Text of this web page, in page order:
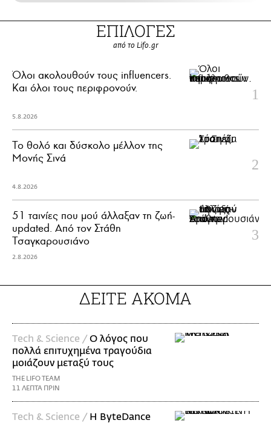
ΕΠΙΛΟΓΕΣ
από το Lifo.gr
Όλοι ακολουθούν τους influencers.
Και όλοι τους περιφρονούν.
5.8.2026
Το θολό και δύσκολο μέλλον της
Μονής Σινά
4.8.2026
51 ταινίες που μού άλλαξαν τη ζωή-
updated. Aπό τον Στάθη
Τσαγκαρουσιάνο
2.8.2026
ΔΕΙΤΕ ΑΚΟΜΑ
Τech & Science /Ο λόγος που
πολλά επιτυχημένα τραγούδια
μοιάζουν μεταξύ τους
THE LIFO TEAM
11 ΛΕΠΤΑ ΠΡΙΝ
Τech & Science / Η ByteDance